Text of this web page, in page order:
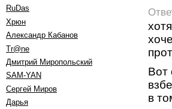
RuDas
Хрюн
Александр Кабанов
Tr@ne
Дмитрий Миропольский
SAM-YAN
Сергей Миров
Дарья
Вот
в